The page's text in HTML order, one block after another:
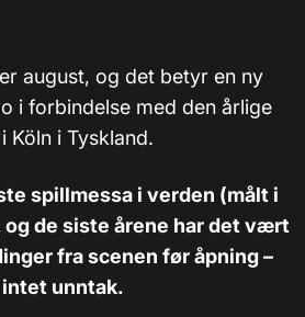
august, og det betyr en ny
i forbindelse med den årlige
Köln i Tyskland.
spillmessa i verden (målt i
de siste årene har det vært
fra scenen før åpning –
unntak.